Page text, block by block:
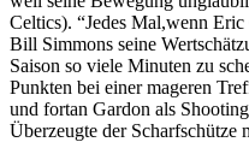
Celtics). “Jedes Mal,wenn
Bill Simmons seine
Saison so viele Minuten zu
Punkten bei einer mageren
und fortan Gardon als
Überzeugte der